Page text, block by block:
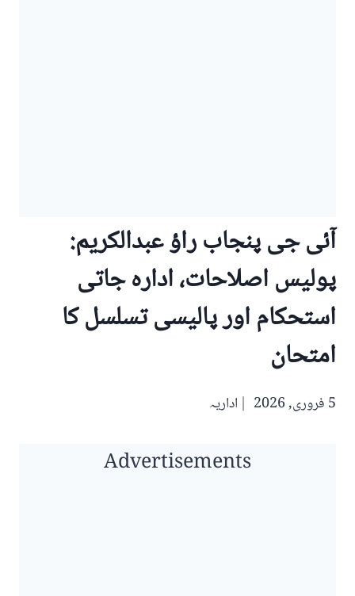
آئی جی پنجاب راؤ عبدالکریم:
پولیس اصلاحات، ادارہ جاتی
استحکام اور پالیسی تسلسل کا
امتحان
5 فروری, 2026 اداریہ
Advertisements